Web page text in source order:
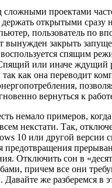
сложными проектами
открытыми сразу
пользователь по
вынужден закрыть
воспользуется спящим
или иначе ждущий
как она переводит
вернуться к
немало примеров,
некстати. Так,
10 или другой версии
предотвращения
Отключить сон в
причем все они
Давайте же разберемся в